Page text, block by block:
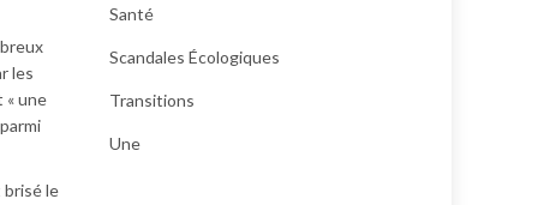
les
« une
le
Santé
Scandales Écologiques
Transitions
Une